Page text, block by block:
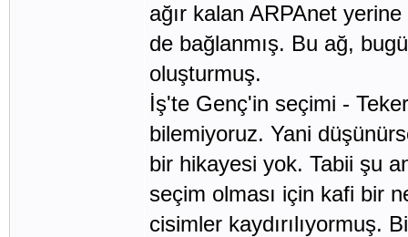
ağır kalan ARPAnet
de bağlanmış. Bu ağ,
oluşturmuş.
İş'te Genç'in seçimi -
bilemiyoruz. Yani
bir hikayesi yok. Tabii şu
seçim olması için kafi bir
cisimler kaydırılıyormuş.